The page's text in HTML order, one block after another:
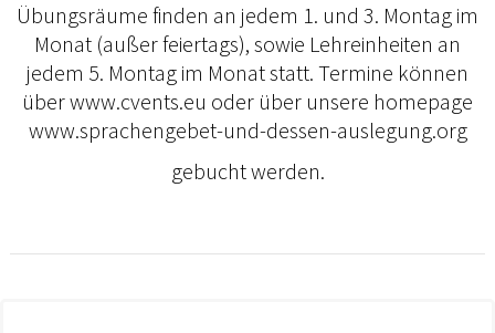
Übungsräume finden an jedem 1. und 3. Montag im
Monat (außer feiertags), sowie Lehreinheiten an
jedem 5. Montag im Monat statt. Termine können
über www.cvents.eu oder über unsere homepage
www.sprachengebet-und-dessen-auslegung.org
gebucht werden.